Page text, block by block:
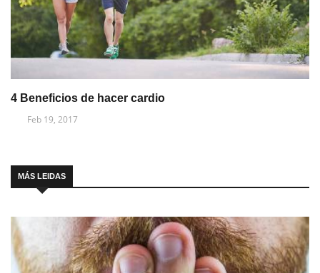
4 Beneficios de hacer cardio
Feb 19, 2017
MÁS LEIDAS